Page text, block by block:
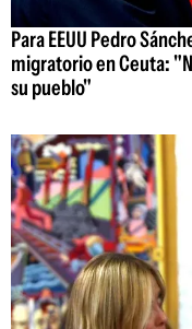
Para EEUU Pedro
migratorio en Ceuta:
su pueblo"